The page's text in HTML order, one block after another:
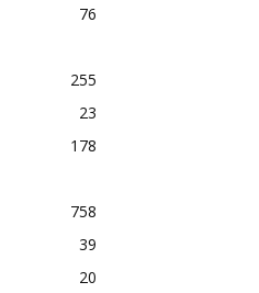
76
255
23
178
758
39
20